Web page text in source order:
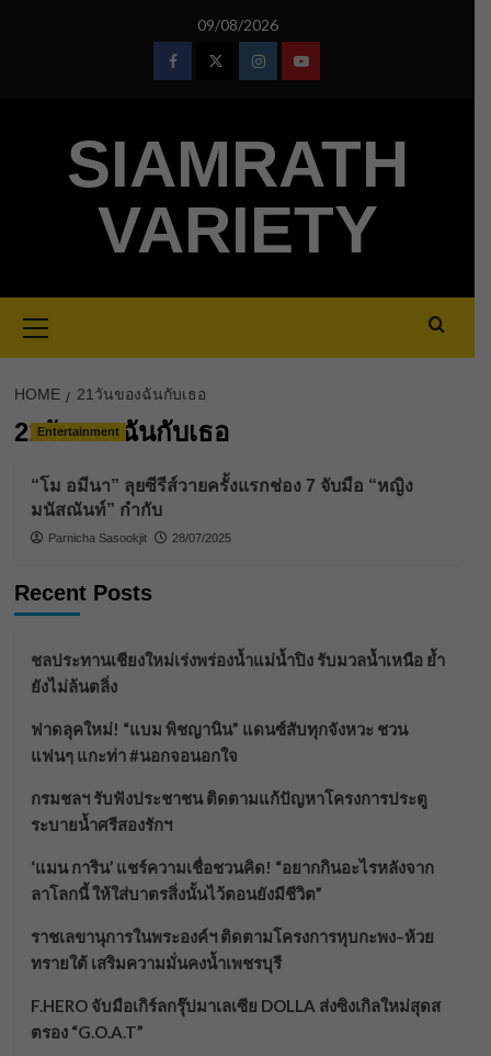
09/08/2026
FacebookTwitterInstagramYoutube
SIAMRATH
VARIETY
Menu
HOME 21วันของฉันกับเธอ
21วันของฉันกับเธอ
Entertainment
“โม อมีนา” ลุยซีรีส์วายครั้งแรกช่อง 7 จับมือ “หญิง
มนัสณันท์” กำกับ
Parnicha Sasookjit 28/07/2025
Recent Posts
ชลประทานเชียงใหม่เร่งพร่องน้ำแม่น้ำปิง รับมวลน้ำเหนือ ย้ำ
ยังไม่ล้นตลิ่ง
ฟาดลุคใหม่! “แบม พิชญานิน” แดนซ์สับทุกจังหวะ ชวน
แฟนๆ แกะท่า #นอกจอนอกใจ
กรมชลฯ รับฟังประชาชน ติดตามแก้ปัญหาโครงการประตู
ระบายน้ำศรีสองรักฯ
‘แมน การิน’ แชร์ความเชื่อชวนคิด! “อยากกินอะไรหลังจาก
ลาโลกนี้ ให้ใส่บาตรสิ่งนั้นไว้ตอนยังมีชีวิต”
ราชเลขานุการในพระองค์ฯ ติดตามโครงการหุบกะพง–ห้วย
ทรายใต้ เสริมความมั่นคงน้ำเพชรบุรี
F.HERO จับมือเกิร์ลกรุ๊ปมาเลเซีย DOLLA ส่งซิงเกิลใหม่สุดส
ตรอง “G.O.A.T”